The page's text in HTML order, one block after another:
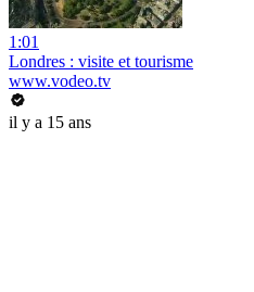
1:01
Londres : visite et tourisme
www.vodeo.tv
il y a 15 ans